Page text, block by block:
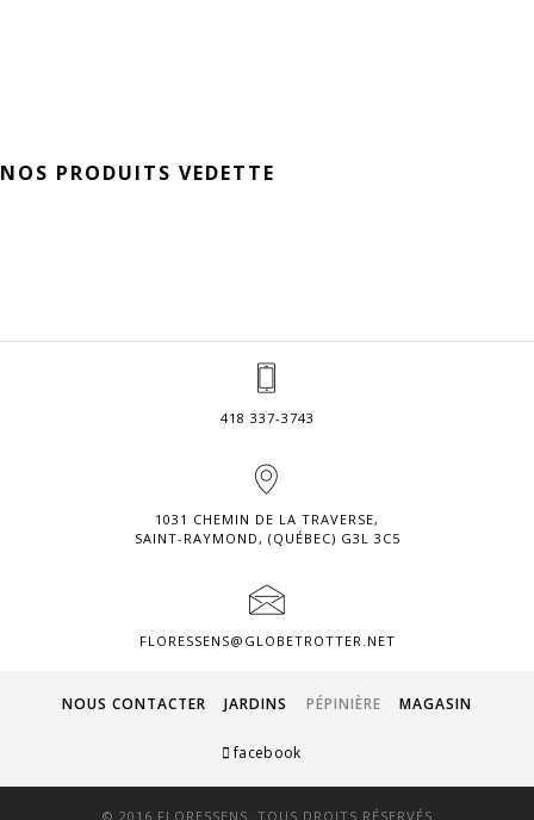
NOS PRODUITS VEDETTE
418 337-3743
1031 CHEMIN DE LA TRAVERSE,
SAINT-RAYMOND, (QUÉBEC) G3L 3C5
FLORESSENS@GLOBETROTTER.NET
NOUS CONTACTER JARDINS PÉPINIÈRE MAGASIN
facebook
© 2016 FLORESSENS. TOUS DROITS RÉSERVÉS